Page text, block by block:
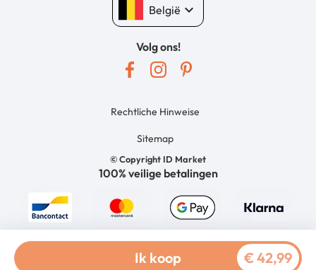
Ik koop € 42,99
België keyboard_arrow_down
Volg ons!
© Copyright ID Market
Rechtliche Hinweise
Sitemap
100% veilige betalingen